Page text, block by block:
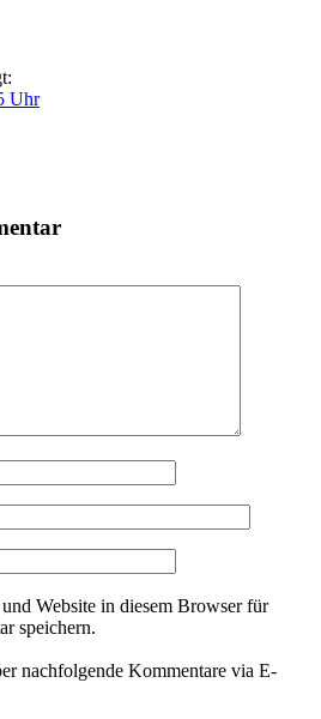
Uhr
Website in diesem Browser für
speichern.
nachfolgende Kommentare via E-